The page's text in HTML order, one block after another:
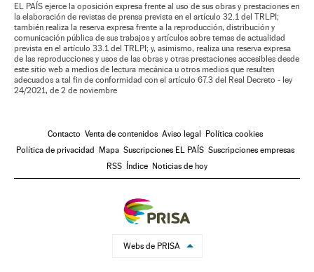
EL PAÍS ejerce la oposición expresa frente al uso de sus obras y prestaciones en
la elaboración de revistas de prensa prevista en el artículo 32.1 del TRLPI;
también realiza la reserva expresa frente a la reproducción, distribución y
comunicación pública de sus trabajos y artículos sobre temas de actualidad
prevista en el artículo 33.1 del TRLPI; y, asimismo, realiza una reserva expresa
de las reproducciones y usos de las obras y otras prestaciones accesibles desde
este sitio web a medios de lectura mecánica u otros medios que resulten
adecuados a tal fin de conformidad con el artículo 67.3 del Real Decreto - ley
24/2021, de 2 de noviembre
Contacto Venta de contenidos Aviso legal Política cookies
Política de privacidad Mapa Suscripciones EL PAÍS Suscripciones empresas
RSS Índice Noticias de hoy
Webs de PRISA